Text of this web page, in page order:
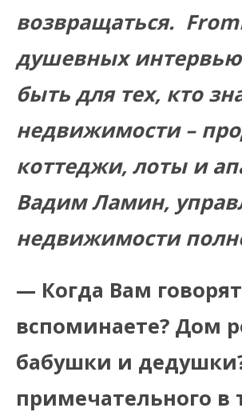
возвращаться.
душевных
быть для тех, кто
недвижимости –
коттеджи, лоты и
Вадим Ламин,
недвижимости
— Когда Вам
вспоминаете? Дом
бабушки и
примечательного